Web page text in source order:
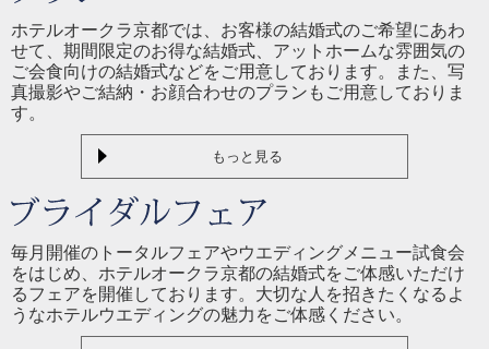
ホテルオークラ京都では、お客様の結婚式のご希望にあわ
せて、期間限定のお得な結婚式、アットホームな雰囲気の
ご会食向けの結婚式などをご用意しております。また、写
真撮影やご結納・お顔合わせのプランもご用意しておりま
す。
もっと見る
毎月開催のトータルフェアやウエディングメニュー試食会
をはじめ、ホテルオークラ京都の結婚式をご体感いただけ
るフェアを開催しております。大切な人を招きたくなるよ
うなホテルウエディングの魅力をご体感ください。